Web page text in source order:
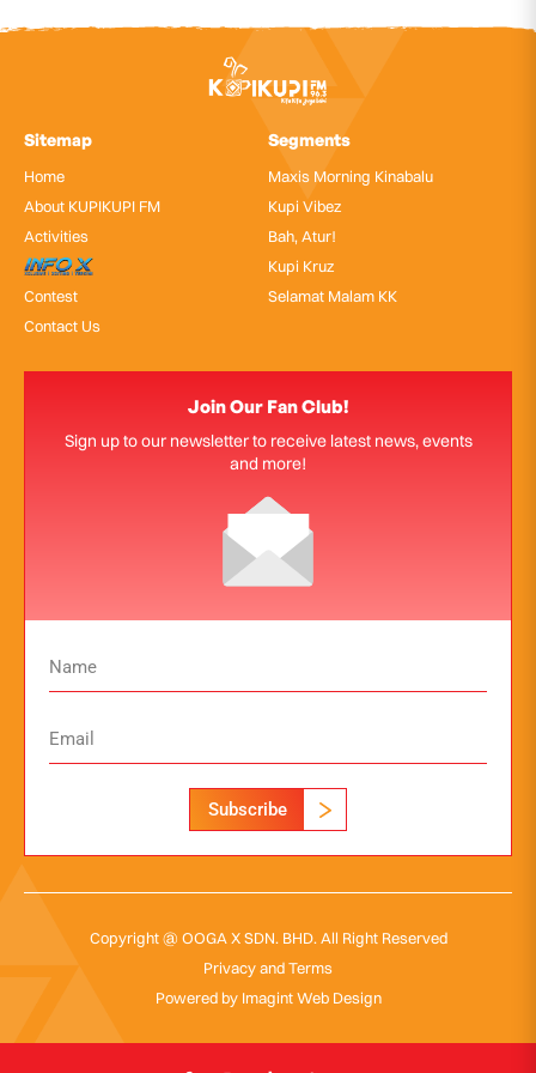
Sitemap
Home
About KUPIKUPI FM
Activities
InfoX
Contest
Contact Us
Segments
Maxis Morning Kinabalu
Kupi Vibez
Bah, Atur!
Kupi Kruz
Selamat Malam KK
Join Our Fan Club!
Sign up to our newsletter to receive latest news, events
and more!
Subscribe
Copyright @ OOGA X SDN. BHD. All Right Reserved
Privacy and Terms
Powered by Imagint Web Design